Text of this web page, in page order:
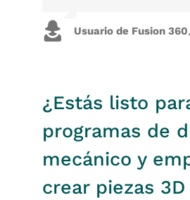
Usuario de Fusion 360,
¿Estás listo
programas de
mecánico y
crear piezas